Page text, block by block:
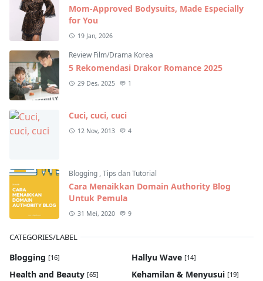
Mom-Approved Bodysuits, Made Especially
for You
19 Jan, 2026
Review Film/Drama Korea
5 Rekomendasi Drakor Romance 2025
29 Des, 2025 1
Cuci, cuci, cuci
12 Nov, 2013 4
Blogging ,Tips dan Tutorial
Cara Menaikkan Domain Authority Blog
Untuk Pemula
31 Mei, 2020 9
CATEGORIES/LABEL
Blogging [16] Hallyu Wave [14]
Health and Beauty [65] Kehamilan & Menyusui [19]